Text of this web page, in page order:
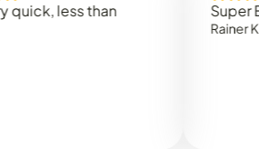
less than
Super
Rainer K.